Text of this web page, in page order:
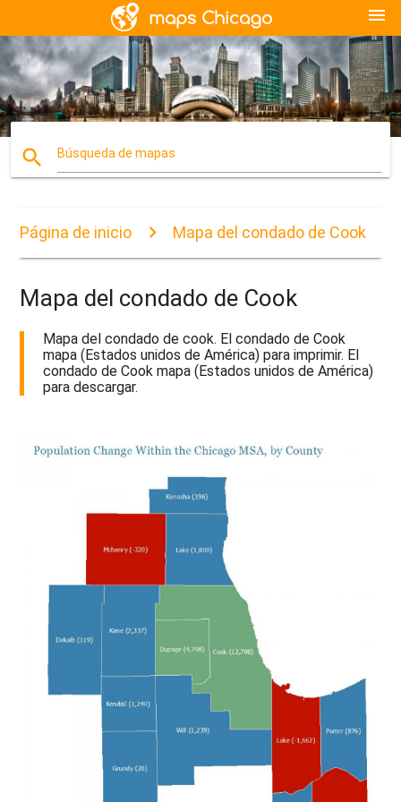
menu
search Búsqueda de mapas
Página de inicio Mapa del condado de Cook
Mapa del condado de Cook
Mapa del condado de cook. El condado de Cook
mapa (Estados unidos de América) para imprimir. El
condado de Cook mapa (Estados unidos de América)
para descargar.